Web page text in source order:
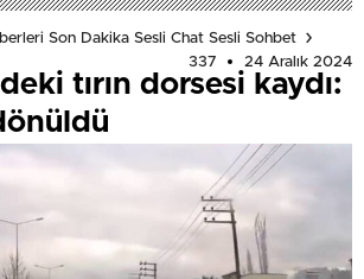
Son Dakika Sesli Chat Sesli Sohbet
337
24 Aralık 2024
tırın dorsesi kaydı: